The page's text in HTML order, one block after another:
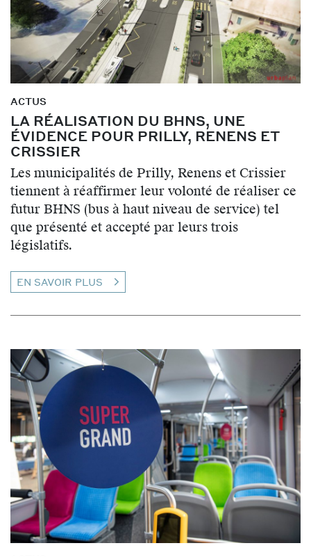
ACTUS
LA RÉALISATION DU BHNS, UNE
ÉVIDENCE POUR PRILLY, RENENS ET
CRISSIER
Les municipalités de Prilly, Renens et Crissier
tiennent à réaffirmer leur volonté de réaliser ce
futur BHNS (bus à haut niveau de service) tel
que présenté et accepté par leurs trois
législatifs.
EN SAVOIR PLUS